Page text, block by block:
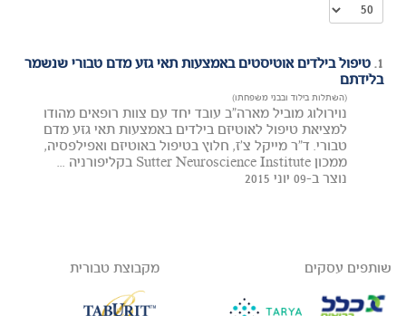
1. טיפול בילדים אוטיסטים באמצעות תאי גזע מדם טבורי שנשמר
בלידתם
(השתלות בילוד ובבני משפחתו)
נוירולוג מוביל מארה"ב עובד יחד עם צוות רופאים מהודו
למציאת טיפול לאוטיזם בילדים באמצעות תאי גזע מדם
טבורי. ד"ר מייקל צ'ז, חלוץ בטיפול באוטיזם ואפילפסיה,
ממכון Sutter Neuroscience Institute בקליפורניה ...
נוצר ב-09 יוני 2015
שותפים עסקים מקבוצת טבורית